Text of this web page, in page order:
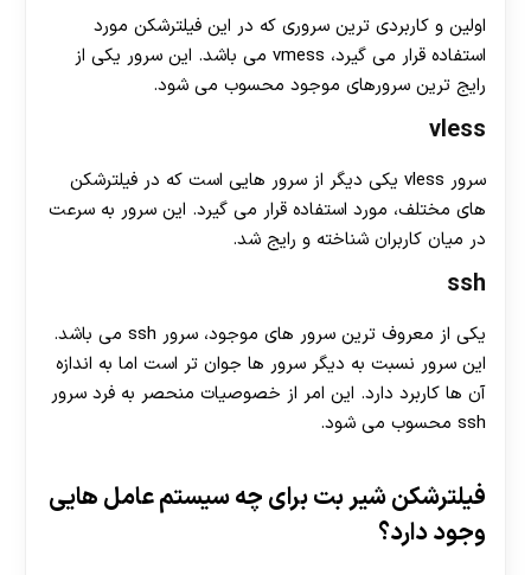
اولین و کاربردی ترین سروری که در این فیلترشکن مورد
استفاده قرار می گیرد، vmess می باشد. این سرور یکی از
رایج ترین سرورهای موجود محسوب می شود.
vless
سرور vless یکی دیگر از سرور هایی است که در فیلترشکن
های مختلف، مورد استفاده قرار می گیرد. این سرور به سرعت
در میان کاربران شناخته و رایج شد.
ssh
یکی از معروف ترین سرور های موجود، سرور ssh می باشد.
این سرور نسبت به دیگر سرور ها جوان تر است اما به اندازه
آن ها کاربرد دارد. این امر از خصوصیات منحصر به فرد سرور
ssh محسوب می شود.
فیلترشکن شیر بت برای چه سیستم عامل هایی
وجود دارد؟